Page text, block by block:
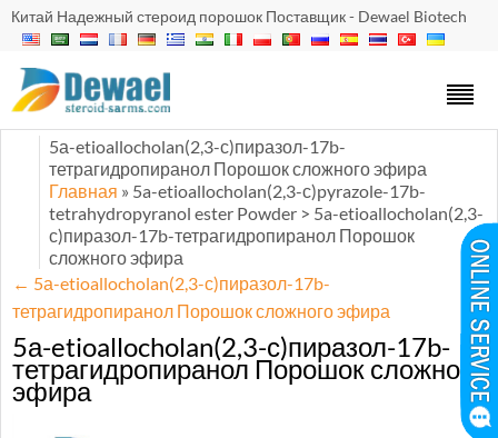
Китай Надежный стероид порошок Поставщик - Dewael Biotech
5а-etioallocholan(2,3-с)пиразол-17b-
тетрагидропиранол Порошок сложного эфира
Главная » 5a-etioallocholan(2,3-с)pyrazole-17b-
tetrahydropyranol ester Powder > 5a-etioallocholan(2,3-
с)пиразол-17b-тетрагидропиранол Порошок
сложного эфира
← 5а-etioallocholan(2,3-с)пиразол-17b-
тетрагидропиранол Порошок сложного эфира
5а-etioallocholan(2,3-с)пиразол-17b-
тетрагидропиранол Порошок сложного
эфира